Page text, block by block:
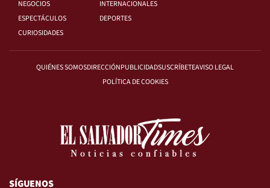
NEGOCIOS
INTERNACIONALES
ESPECTÁCULOS
DEPORTES
CURIOSIDADES
QUIÉNES SOMOSDIRECCIÓNPUBLICIDADSUSCRÍBETEAVISO LEGAL
POLÍTICA DE COOKIES
SÍGUENOS